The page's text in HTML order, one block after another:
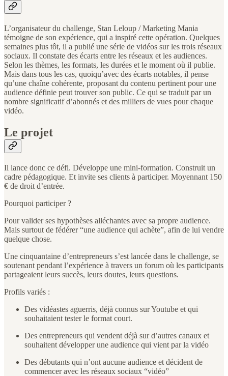
L’organisateur du challenge, Stan Leloup / Marketing Mania
témoigne de son expérience, qui a inspiré cette opération. Quelques
semaines plus tôt, il a publié une série de vidéos sur les trois réseaux
sociaux. Il constate des écarts entre les réseaux et les audiences.
Selon les thèmes, les formats, les durées et le moment où il publie.
Mais dans tous les cas, quoiqu’avec des écarts notables, il pense
qu’une chaîne cohérente, proposant du contenu pertinent pour une
audience définie peut trouver son public. Ce qui se traduit par un
nombre significatif d’abonnés et des milliers de vues pour chaque
vidéo.
Le projet
Il lance donc ce défi. Développe une mini-formation. Construit un
cadre pédagogique. Et invite ses clients à participer. Moyennant 150
€ de droit d’entrée.
Pourquoi participer ?
Pour valider ses hypothèses alléchantes avec sa propre audience.
Mais surtout de fédérer “une audience qui achète”, afin de lui vendre
quelque chose.
Une cinquantaine d’entrepreneurs s’est lancée dans le challenge, se
soutenant pendant l’expérience à travers un forum où les participants
partageaient leurs succès, leurs doutes, leurs questions.
Profils variés :
Des vidéastes aguerris, déjà connus sur Youtube et qui
souhaitaient tester le format court.
Des entrepreneurs qui vendent déjà sur d’autres canaux et
souhaitent développer une audience qui vient par la vidéo
Des débutants qui n’ont aucune audience et décident de
commencer avec les réseaux sociaux “vidéo”